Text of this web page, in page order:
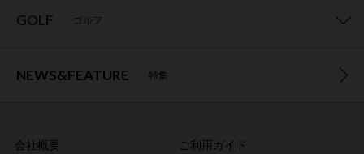
GOLF ゴルフ
NEWS&FEATURE 特集
会社概要
ご利用ガイド